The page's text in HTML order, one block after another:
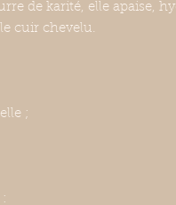
de karité, elle apaise,
cuir chevelu.
;
: